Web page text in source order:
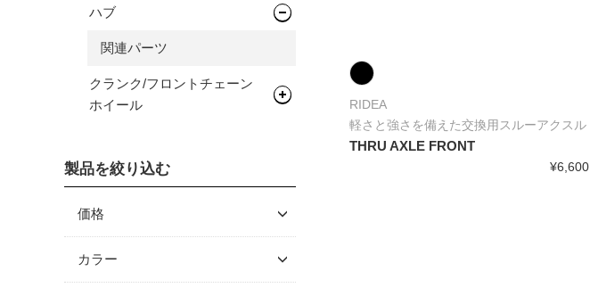
RIDEA
軽さと強さを備えた交換用スルーアクスル
THRU AXLE FRONT
¥6,600
ハブ
関連パーツ
クランク/フロントチェーン
ホイール
製品を絞り込む
価格
～ \5,000
\5,001 ～ 10,000
カラー